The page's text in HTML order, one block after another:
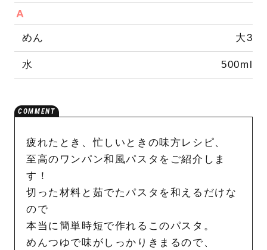
A
めん 大3
水 500ml
疲れたとき、忙しいときの味方レシピ、
至高のワンパン和風パスタをご紹介しま
す！
切った材料と茹でたパスタを和えるだけな
ので
本当に簡単時短で作れるこのパスタ。
めんつゆで味がしっかりきまるので、